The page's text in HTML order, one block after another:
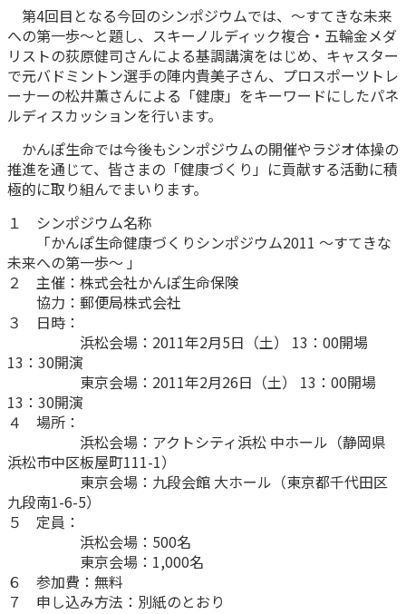
マイページでできること
新規登録
ご契約内容の確認
お客さまに関する情報等の確認の取り組み
各種サービス・お知らせ
かんぽプラチナライフサービス
ご契約のしおり・約款（Web約款）
保険用語集
お問い合わせ
お見積りシミュレーション
資料請求
保険の探し方のポイント
保険かんたん診断
これからのライフイベントでかかる費用とは？
ご契約手続きの流れ
保険料のお払込方法
保険用語集
お問い合わせ
お問い合わせ先
保険
医療
お金
子育て
ライフプラン
健康情報
かんぽアプリ～かんぽの健康と安心を手のひらに～
すこやか健康ラボ
ラジオ体操・みんなの体操
ご挨拶
経営理念・経営戦略
会社概要
財務情報
株主・投資家のみなさまへ
日本郵政グループとしての取り組み
CM・オウンドメディア／ソーシャルメディア
かんぽブランド
かんぽ生命のサステナビリティ
お客さまの声／お客さまサービス向上の取組み
サステナビリティ
株主・投資家のみなさまへ
採用情報
English
第4回目となる今回のシンポジウムでは、～すてきな未来
への第一歩～と題し、スキーノルディック複合・五輪金メダ
リストの荻原健司さんによる基調講演をはじめ、キャスター
で元バドミントン選手の陣内貴美子さん、プロスポーツトレ
ーナーの松井薫さんによる「健康」をキーワードにしたパネ
ルディスカッションを行います。
かんぽ生命では今後もシンポジウムの開催やラジオ体操の
推進を通じて、皆さまの「健康づくり」に貢献する活動に積
極的に取り組んでまいります。
１ シンポジウム名称
「かんぽ生命健康づくりシンポジウム2011 ～すてきな
未来への第一歩～ 」
２ 主催：株式会社かんぽ生命保険
協力：郵便局株式会社
３ 日時：
浜松会場：2011年2月5日（土） 13：00開場
13：30開演
東京会場：2011年2月26日（土） 13：00開場
13：30開演
４ 場所：
浜松会場：アクトシティ浜松 中ホール（静岡県
浜松市中区板屋町111-1）
東京会場：九段会館 大ホール（東京都千代田区
九段南1-6-5）
５ 定員：
浜松会場：500名
東京会場：1,000名
６ 参加費：無料
７ 申し込み方法：別紙のとおり